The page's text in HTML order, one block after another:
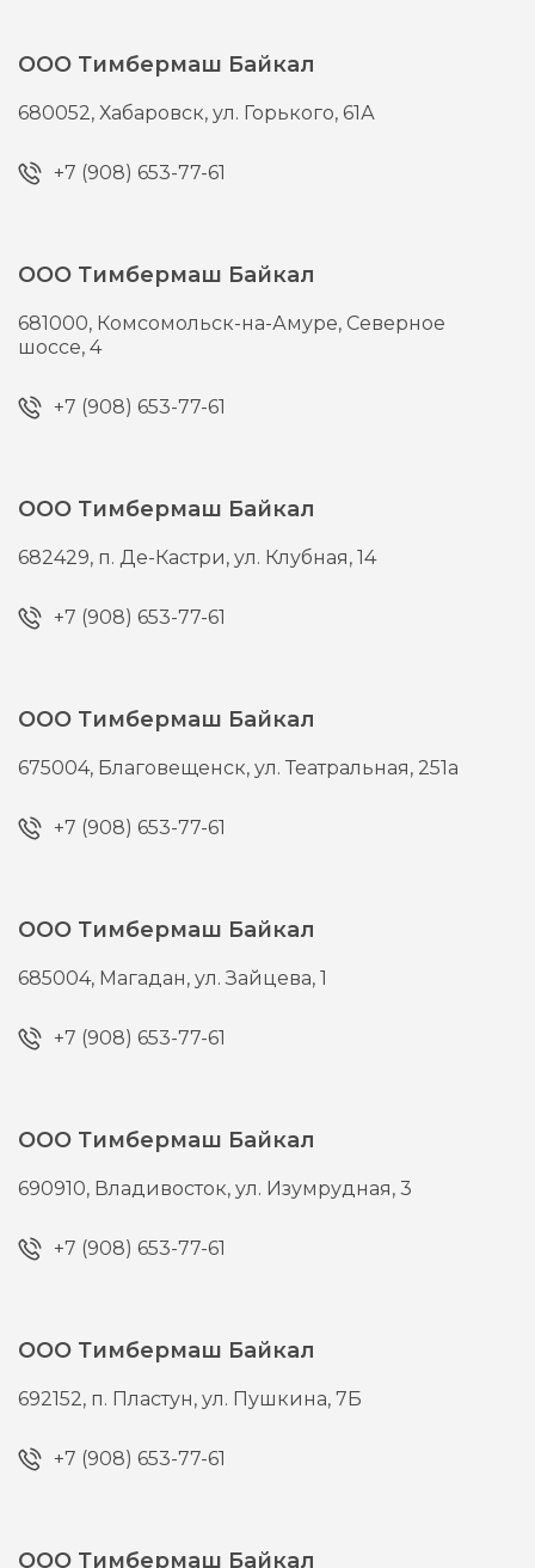
ООО Тимбермаш Байкал
680052,Хабаровск,ул. Горького, 61А
+7 (908) 653-77-61
ООО Тимбермаш Байкал
681000, Комсомольск-на-Амуре, Северное
шоссе, 4
+7 (908) 653-77-61
ООО Тимбермаш Байкал
682429, п. Де-Кастри,ул. Клубная, 14
+7 (908) 653-77-61
ООО Тимбермаш Байкал
675004, Благовещенск,ул. Театральная, 251а
+7 (908) 653-77-61
ООО Тимбермаш Байкал
685004, Магадан,ул. Зайцева, 1
+7 (908) 653-77-61
ООО Тимбермаш Байкал
690910, Владивосток,ул. Изумрудная, 3
+7 (908) 653-77-61
ООО Тимбермаш Байкал
692152, п. Пластун,ул. Пушкина, 7Б
+7 (908) 653-77-61
ООО Тимбермаш Байкал